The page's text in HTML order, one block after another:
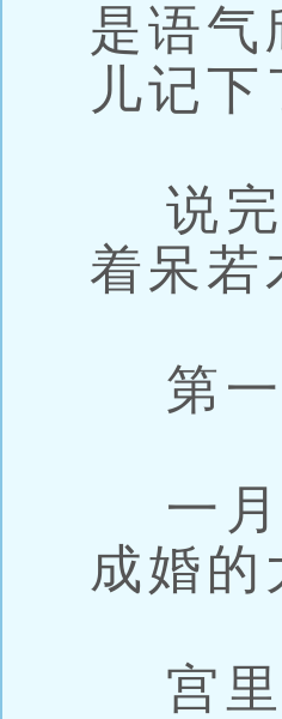
是语
儿记下
说完
着呆若
第一
一月
成婚
宫里